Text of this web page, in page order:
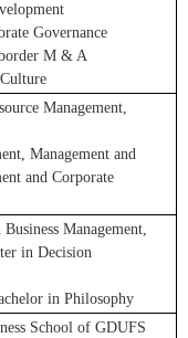
Governance
M & A
Management,
Management and
and Corporate
Management,
in Decision
in Philosophy
School of GDUFS